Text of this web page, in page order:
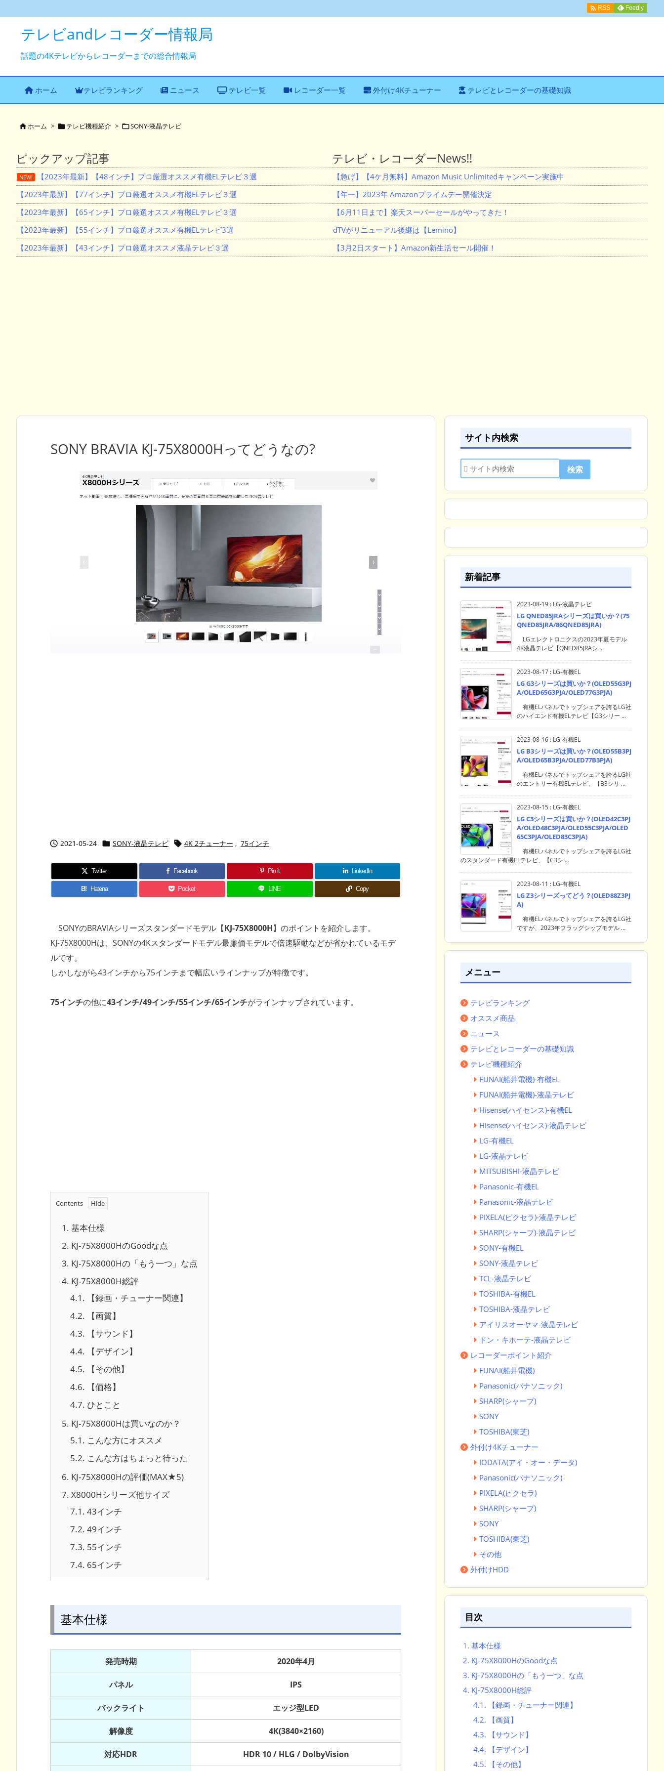
テレビandレコーダー情報局
話題の4Kテレビからレコーダーまでの総合情報局
ホーム テレビランキング ニュース テレビ一覧 レコーダー一覧 外付け4Kチューナー テレビとレコーダーの基礎知識
 RSS Feedly
ホーム > テレビ機種紹介 > SONY-液晶テレビ
ピックアップ記事
NEW!
【2023年最新】【48インチ】プロ厳選オススメ有機ELテレビ３選
【2023年最新】【77インチ】プロ厳選オススメ有機ELテレビ３選
【2023年最新】【65インチ】プロ厳選オススメ有機ELテレビ３選
【2023年最新】【55インチ】プロ厳選オススメ有機ELテレビ3選
【2023年最新】【43インチ】プロ厳選オススメ液晶テレビ３選
テレビ・レコーダーNews!!
【急げ】【4ケ月無料】Amazon Music Unlimitedキャンペーン実施中
【年一】2023年 Amazonプライムデー開催決定
【6月11日まで】楽天スーパーセールがやってきた！
dTVがリニューアル後継は【Lemino】
【3月2日スタート】Amazon新生活セール開催！
SONY BRAVIA KJ-75X8000Hってどうなの?
 2021-05-24  SONY-液晶テレビ  4K 2チューナー , 75インチ
Twitter Facebook Pin it LinkedIn
B! Hatena Pocket LINE Copy
SONYのBRAVIAシリーズスタンダードモデル【KJ-75X8000H】のポイントを紹介します。
KJ-75X8000Hは、SONYの4Kスタンダードモデル最廉価モデルで倍速駆動などが省かれているモデ
ルです。
しかしながら43インチから75インチまで幅広いラインナップが特徴です。
75インチの他に43インチ/49インチ/55インチ/65インチがラインナップされています。
Contents
1. 基本仕様
2. KJ-75X8000HのGoodな点
3. KJ-75X8000Hの「もう一つ」な点
4. KJ-75X8000H総評
4.1. 【録画・チューナー関連】
4.2. 【画質】
4.3. 【サウンド】
4.4. 【デザイン】
4.5. 【その他】
4.6. 【価格】
4.7. ひとこと
5. KJ-75X8000Hは買いなのか？
5.1. こんな方にオススメ
5.2. こんな方はちょっと待った
6. KJ-75X8000Hの評価(MAX★5)
7. X8000Hシリーズ他サイズ
7.1. 43インチ
7.2. 49インチ
7.3. 55インチ
7.4. 65インチ
基本仕様
発売時期 2020年4月
パネル IPS
バックライト エッジ型LED
解像度 4K(3840×2160)
対応HDR HDR 10 / HLG / DolbyVision
サイト内検索
新着記事
2023-08-19 : LG-液晶テレビ
LG QNED85JRAシリーズは買いか？(75
QNED85JRA/86QNED85JRA)
LGエレクトロニクスの2023年夏モデル
4K液晶テレビ【QNED85JRAシ ...
2023-08-17 : LG-有機EL
LG G3シリーズは買いか？(OLED55G3PJ
A/OLED65G3PJA/OLED77G3PJA)
有機ELパネルでトップシェアを誇るLG社
のハイエンド有機ELテレビ【G3シリー ...
2023-08-16 : LG-有機EL
LG B3シリーズは買いか？(OLED55B3PJ
A/OLED65B3PJA/OLED77B3PJA)
有機ELパネルでトップシェアを誇るLG社
のエントリー有機ELテレビ、【B3シリ ...
2023-08-15 : LG-有機EL
LG C3シリーズは買いか？(OLED42C3PJ
A/OLED48C3PJA/OLED55C3PJA/OLED
65C3PJA/OLED83C3PJA)
有機ELパネルでトップシェアを誇るLG社
のスタンダード有機ELテレビ、【C3シ ...
2023-08-11 : LG-有機EL
LG Z3シリーズってどう？(OLED88Z3PJ
A)
有機ELパネルでトップシェアを誇るLG社
ですが、2023年フラッグシップモデル ...
メニュー
テレビランキング
オススメ商品
ニュース
テレビとレコーダーの基礎知識
テレビ機種紹介
FUNAI(船井電機)-有機EL
FUNAI(船井電機)-液晶テレビ
Hisense(ハイセンス)-有機EL
Hisense(ハイセンス)-液晶テレビ
LG-有機EL
LG-液晶テレビ
MITSUBISHI-液晶テレビ
Panasonic-有機EL
Panasonic-液晶テレビ
PIXELA(ピクセラ)-液晶テレビ
SHARP(シャープ)-液晶テレビ
SONY-有機EL
SONY-液晶テレビ
TCL-液晶テレビ
TOSHIBA-有機EL
TOSHIBA-液晶テレビ
アイリスオーヤマ-液晶テレビ
ドン・キホーテ-液晶テレビ
レコーダーポイント紹介
FUNAI(船井電機)
Panasonic(パナソニック)
SHARP(シャープ)
SONY
TOSHIBA(東芝)
外付け4Kチューナー
IODATA(アイ・オー・データ)
Panasonic(パナソニック)
PIXELA(ピクセラ)
SHARP(シャープ)
SONY
TOSHIBA(東芝)
その他
外付けHDD
目次
1. 基本仕様
2. KJ-75X8000HのGoodな点
3. KJ-75X8000Hの「もう一つ」な点
4. KJ-75X8000H総評
4.1. 【録画・チューナー関連】
4.2. 【画質】
4.3. 【サウンド】
4.4. 【デザイン】
4.5. 【その他】